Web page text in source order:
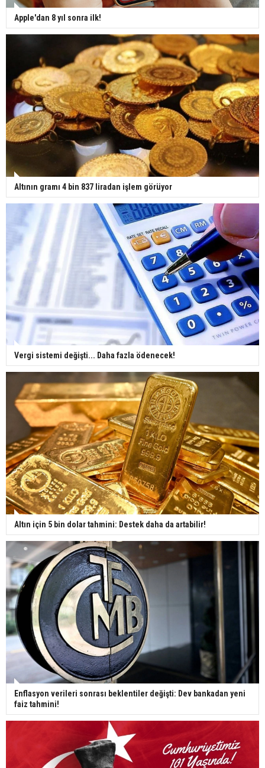
Apple'dan 8 yıl sonra ilk!
Altının gramı 4 bin 837 liradan işlem görüyor
Vergi sistemi değişti... Daha fazla ödenecek!
Altın için 5 bin dolar tahmini: Destek daha da artabilir!
Enflasyon verileri sonrası beklentiler değişti: Dev bankadan yeni
faiz tahmini!